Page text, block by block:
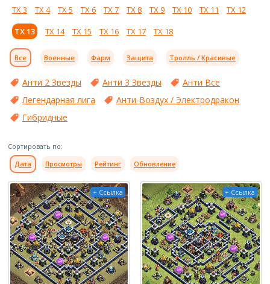
ТХ 3 ТХ 4 ТХ 5 ТХ 6 ТХ 7 ТХ 8 ТХ 9 ТХ 10 ТХ 11
ТХ 12
ТХ 13
ТХ 14 ТХ 15 ТХ 16 ТХ 17 ТХ 18
Все Военные Фарм Защита Тролль / Красивые
Анти 2 Звезды Анти 3 Звезды
Анти Все
Легендарная лига
Анти-Воздух / Электродракон
Гибридные
Сортировать по:
Дата Просмотры Рейтинг Обновление
+ Ссылка + Ссылка